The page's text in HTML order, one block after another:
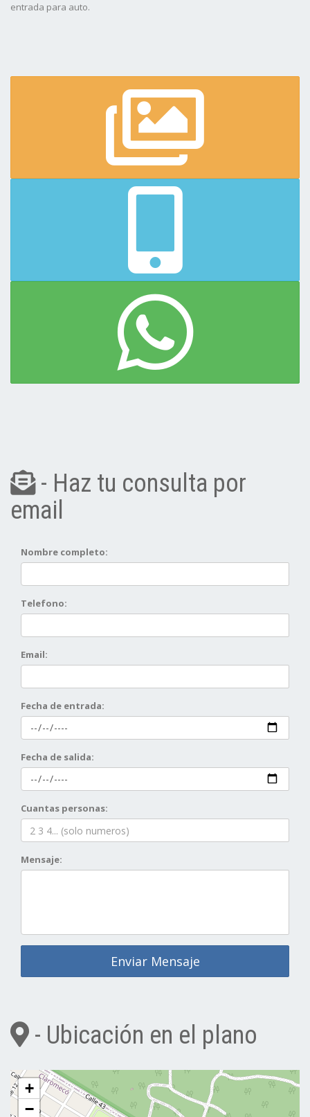
entrada para auto.
- Haz tu consulta por
email
Nombre completo:
Telefono:
Email:
Fecha de entrada:
Fecha de salida:
Cuantas personas:
Mensaje:
Enviar Mensaje
- Ubicación en el plano
+
−